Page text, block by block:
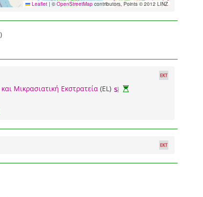
Leaflet | © OpenStreetMapcontributors, Points © 2012 LINZ
Μικρασιατική Εκστρατεία(EL)